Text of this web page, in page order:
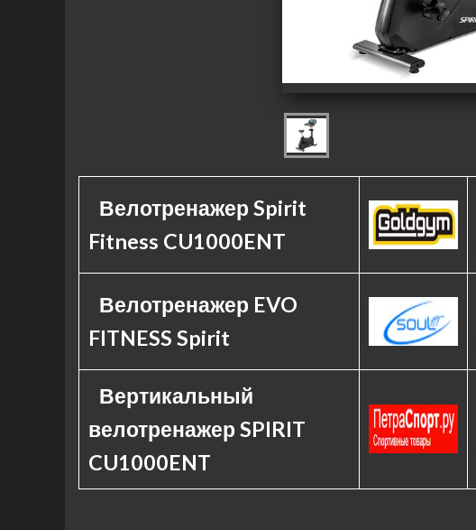
Велотренажер Spirit
Fitness CU1000ENT
Велотренажер EVO
FITNESS Spirit
Вертикальный
велотренажер SPIRIT
CU1000ENT